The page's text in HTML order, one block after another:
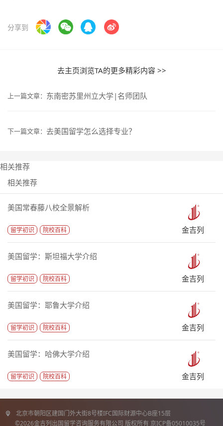
分享到
去主页浏览TA的更多精彩内容 >>
上一篇文章： 东南密苏里州立大学|名师团队
下一篇文章： 去美国留学怎么选择专业？
相关推荐
相关推荐
美国常春藤八校全景解析
留学初识 院校百科 金吉列
美国留学：斯坦福大学介绍
留学初识 院校百科 金吉列
美国留学：耶鲁大学介绍
留学初识 院校百科 金吉列
美国留学：哈佛大学介绍
留学初识 院校百科 金吉列
北京市朝阳区建国门外大街8号楼IFC国际财源中心B座15层
©2026金吉列出国留学咨询服务有限公司 版权所有 京ICP备05010035号